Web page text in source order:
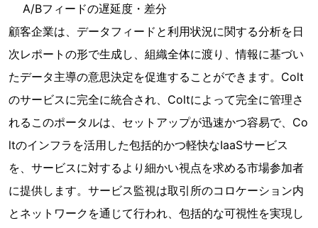
A/Bフィードの遅延度・差分
顧客企業は、データフィードと利用状況に関する分析を日
次レポートの形で生成し、組織全体に渡り、情報に基づい
たデータ主導の意思決定を促進することができます。Colt
のサービスに完全に統合され、Coltによって完全に管理さ
れるこのポータルは、セットアップが迅速かつ容易で、Co
ltのインフラを活用した包括的かつ軽快なIaaSサービス
を、サービスに対するより細かい視点を求める市場参加者
に提供します。サービス監視は取引所のコロケーション内
とネットワークを通じて行われ、包括的な可視性を実現し